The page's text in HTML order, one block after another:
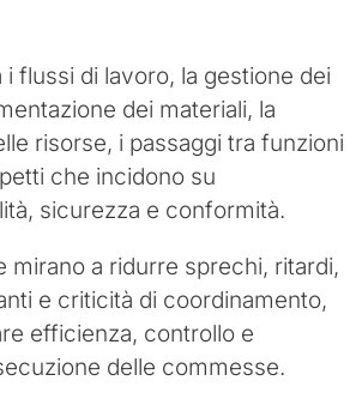
i flussi di lavoro, la gestione dei
dei materiali, la
risorse, i passaggi tra funzioni
che incidono su
sicurezza e conformità.
mirano a ridurre sprechi, ritardi,
e criticità di coordinamento,
efficienza, controllo e
delle commesse.